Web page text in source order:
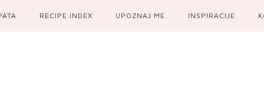
RECIPE INDEX UPOZNAJ ME INSPIRACIJE